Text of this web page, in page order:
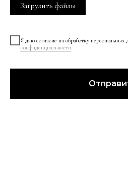
Загрузить файлы
Я даю согласие на обработку персональных
конфиденциальности